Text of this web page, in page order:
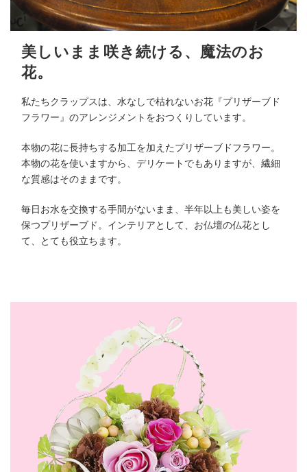
美しいまま咲き続ける、魔法のお
花。
私たちクラップスは、水なしで枯れないお花『プリザーブド
フラワー』のアレンジメントをおつくりしています。
本物の花に長持ちする加工を加えたプリザーブドフラワー。
本物の花を使いますから、デリケートでもありますが、繊細
な質感はそのままです。
毎日お水を交換する手間がないまま、半年以上も美しい姿を
保つプリザーブド。インテリアとして、お仏壇の仏花とし
て、とても役立ちます。